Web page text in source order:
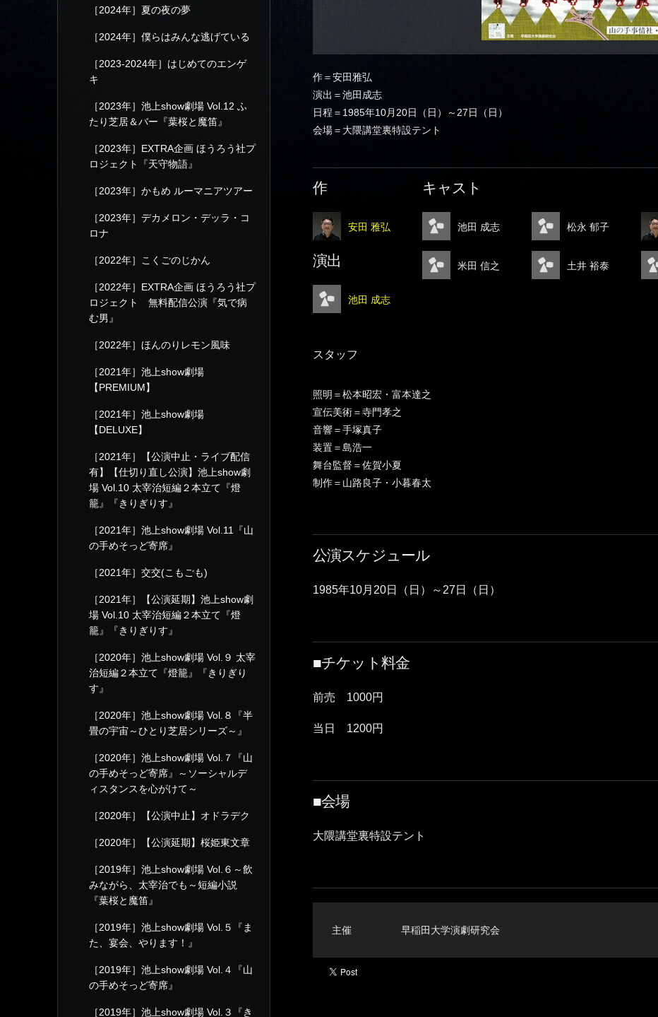
作＝安田雅弘
演出＝池田成志
日程＝1985年10月20日（日）～27日（日）
会場＝大隈講堂裏特設テント
作
安田 雅弘
演出
池田 成志
キャスト
池田 成志 松永 郁子
米田 信之 土井 裕泰
スタッフ
照明＝松本昭宏・富本達之
宣伝美術＝寺門孝之
音響＝手塚真子
装置＝島浩一
舞台監督＝佐賀小夏
制作＝山路良子・小暮春太
公演スケジュール
1985年10月20日（日）～27日（日）
■チケット料金
前売 1000円
当日 1200円
■会場
大隈講堂裏特設テント
主催 早稲田大学演劇研究会
［2024年］夏の夜の夢
［2024年］僕らはみんな逃げている
［2023-2024年］はじめてのエンゲ
キ
［2023年］池上show劇場 Vol.12 ふ
たり芝居＆バー『葉桜と魔笛』
［2023年］EXTRA企画 ほうろう社プ
ロジェクト『天守物語』
［2023年］かもめ ルーマニアツアー
［2023年］デカメロン・デッラ・コ
ロナ
［2022年］こくごのじかん
［2022年］EXTRA企画 ほうろう社プ
ロジェクト 無料配信公演『気で病
む男』
［2022年］ほんのりレモン風味
［2021年］池上show劇場
【PREMIUM】
［2021年］池上show劇場
【DELUXE】
［2021年］【公演中止・ライブ配信
有】【仕切り直し公演】池上show劇
場 Vol.10 太宰治短編２本立て『燈
籠』『きりぎりす』
［2021年］池上show劇場 Vol.11『山
の手めそっど寄席』
［2021年］交交(こもごも)
［2021年］【公演延期】池上show劇
場 Vol.10 太宰治短編２本立て『燈
籠』『きりぎりす』
［2020年］池上show劇場 Vol.９ 太宰
治短編２本立て『燈籠』『きりぎり
す』
［2020年］池上show劇場 Vol.８『半
畳の宇宙～ひとり芝居シリーズ～』
［2020年］池上show劇場 Vol.７『山
の手めそっど寄席』～ソーシャルデ
ィスタンスを心がけて～
［2020年］【公演中止】オドラデク
［2020年］【公演延期】桜姫東文章
［2019年］池上show劇場 Vol.６～飲
みながら、太宰治でも～短編小説
『葉桜と魔笛』
［2019年］池上show劇場 Vol.５『ま
た、宴会、やります！』
［2019年］池上show劇場 Vol.４『山
の手めそっど寄席』
［2019年］池上show劇場 Vol.３『き